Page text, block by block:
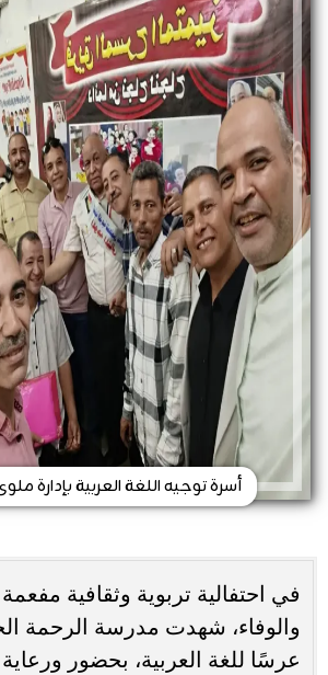
أسرة توجيه اللغة العربية بإدارة
في احتفالية تربوية وثقافية مفعمة
والوفاء، شهدت مدرسة الرحمة
عرسًا للغة العربية، بحضور